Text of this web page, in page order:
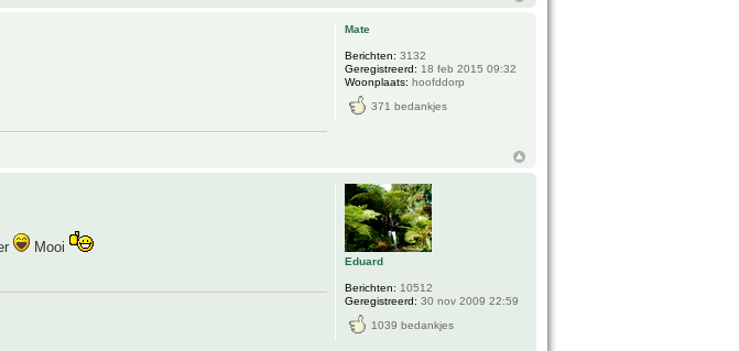
Mate
Berichten: 3132
Geregistreerd: 18 feb 2015 09:32
Woonplaats: hoofddorp
371 bedankjes
Mooi
Eduard
Berichten: 10512
Geregistreerd: 30 nov 2009 22:59
1039 bedankjes